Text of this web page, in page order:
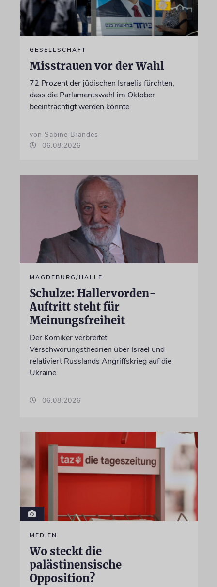
GESELLSCHAFT
Misstrauen vor der Wahl
72 Prozent der jüdischen Israelis fürchten,
dass die Parlamentswahl im Oktober
beeinträchtigt werden könnte
von Sabine Brandes
06.08.2026
MAGDEBURG/HALLE
Schulze: Hallervorden-
Auftritt steht für
Meinungsfreiheit
Der Komiker verbreitet
Verschwörungstheorien über Israel und
relativiert Russlands Angriffskrieg auf die
Ukraine
06.08.2026
MEDIEN
Wo steckt die
palästinensische
Opposition?